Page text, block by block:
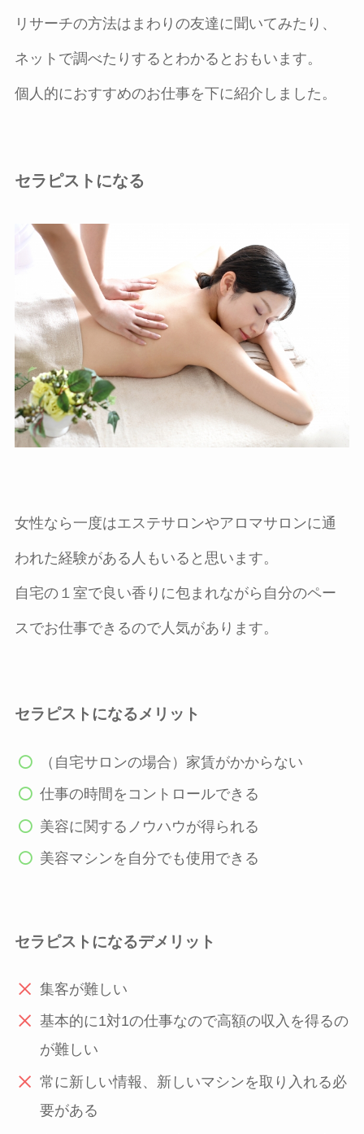
リサーチの方法はまわりの友達に聞いてみたり、
ネットで調べたりするとわかるとおもいます。
個人的におすすめのお仕事を下に紹介しました。
セラピストになる
女性なら一度はエステサロンやアロマサロンに通
われた経験がある人もいると思います。
自宅の１室で良い香りに包まれながら自分のペー
スでお仕事できるので人気があります。
セラピストになるメリット
（自宅サロンの場合）家賃がかからない
仕事の時間をコントロールできる
美容に関するノウハウが得られる
美容マシンを自分でも使用できる
セラピストになるデメリット
集客が難しい
基本的に1対1の仕事なので高額の収入を得るの
が難しい
常に新しい情報、新しいマシンを取り入れる必
要がある